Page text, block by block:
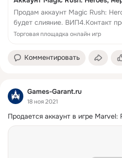
Продам аккаунт Magic Rush:
будет слияние. ВИП4.Контакт
https://vk.com/id110360202
Торговая площадка онлайн игр
Комментировать
Games-Garant.ru
18 ноя 2021
Продается аккаунт в игре Marvel: